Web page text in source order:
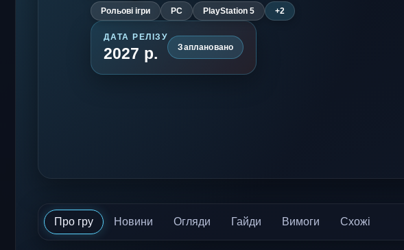
Рольові ігри PC PlayStation 5 +2
ДАТА РЕЛІЗУ
2027 р. Заплановано
Про гру Новини Огляди Гайди Вимоги Схожі